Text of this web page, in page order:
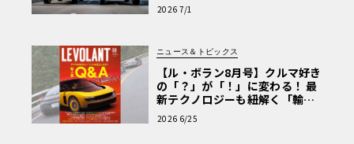
極的アプローチ」
2026 7/1
ニュース＆トピックス
【ル・ボラン8月号】クルマ好き
の「？」が「！」に変わる！ 最
新テクノロジーも紐解く「輸入
車Q&A」
2026 6/25